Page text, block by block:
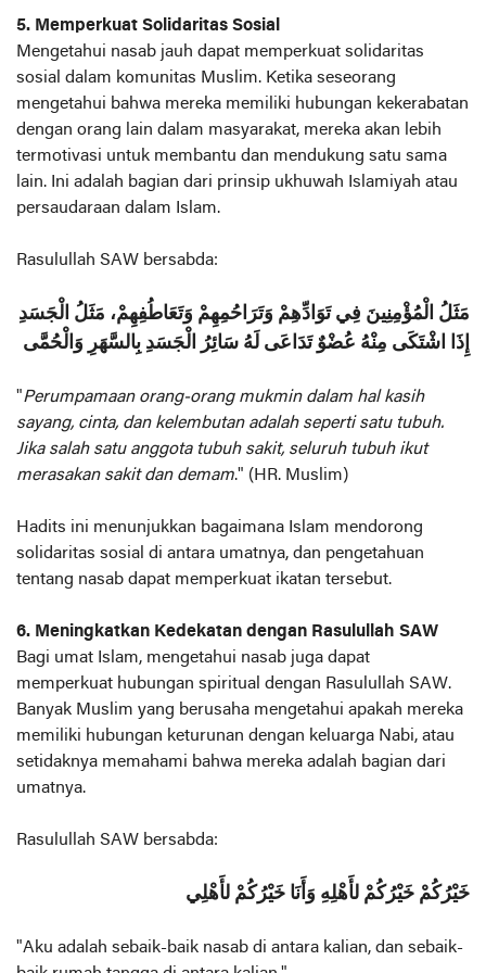
5. Memperkuat Solidaritas Sosial
Mengetahui nasab jauh dapat memperkuat solidaritas
sosial dalam komunitas Muslim. Ketika seseorang
mengetahui bahwa mereka memiliki hubungan kekerabatan
dengan orang lain dalam masyarakat, mereka akan lebih
termotivasi untuk membantu dan mendukung satu sama
lain. Ini adalah bagian dari prinsip ukhuwah Islamiyah atau
persaudaraan dalam Islam.
Rasulullah SAW bersabda:
مَثَلُ الْمُؤْمِنِينَ فِي تَوَادِّهِمْ وَتَرَاحُمِهِمْ وَتَعَاطُفِهِمْ، مَثَلُ الْجَسَدِ
إِذَا اشْتَكَى مِنْهُ عُضْوٌ تَدَاعَى لَهُ سَائِرُ الْجَسَدِ بِالسَّهَرِ وَالْحُمَّى
"Perumpamaan orang-orang mukmin dalam hal kasih
sayang, cinta, dan kelembutan adalah seperti satu tubuh.
Jika salah satu anggota tubuh sakit, seluruh tubuh ikut
merasakan sakit dan demam." (HR. Muslim)
Hadits ini menunjukkan bagaimana Islam mendorong
solidaritas sosial di antara umatnya, dan pengetahuan
tentang nasab dapat memperkuat ikatan tersebut.
6. Meningkatkan Kedekatan dengan Rasulullah SAW
Bagi umat Islam, mengetahui nasab juga dapat
memperkuat hubungan spiritual dengan Rasulullah SAW.
Banyak Muslim yang berusaha mengetahui apakah mereka
memiliki hubungan keturunan dengan keluarga Nabi, atau
setidaknya memahami bahwa mereka adalah bagian dari
umatnya.
Rasulullah SAW bersabda:
خَيْرُكُمْ خَيْرُكُمْ لأَهْلِهِ وَأَنَا خَيْرُكُمْ لأَهْلِي
"Aku adalah sebaik-baik nasab di antara kalian, dan sebaik-